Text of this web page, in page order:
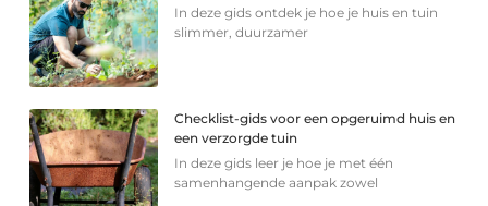
In deze gids ontdek je hoe je huis en tuin
slimmer, duurzamer
Checklist-gids voor een opgeruimd huis en
een verzorgde tuin
In deze gids leer je hoe je met één
samenhangende aanpak zowel